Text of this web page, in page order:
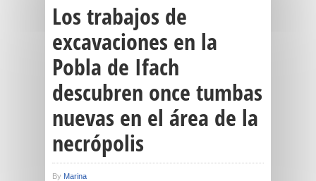
Los trabajos de
excavaciones en la
Pobla de Ifach
descubren once tumbas
nuevas en el área de la
necrópolis
By Marina